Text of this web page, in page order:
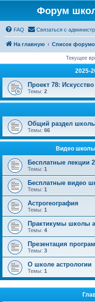
Форум
FAQ Связаться с
На главную Список
Текущее
2025-
Проект 78:
Темы: 2
Общий раздел школы
Темы: 66
Видео школы
Бесплатные лекции
Темы: 1
Бесплатные видео
Темы: 1
Астрогеография
Темы: 1
Практикумы школы
Темы: 4
Презентация
Темы: 3
О школе астрологии
Темы: 1